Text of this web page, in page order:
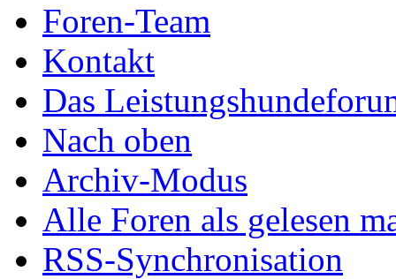
Foren-Team
Kontakt
Das
Nach oben
Archiv-Modus
Alle Foren als gelesen
RSS-Synchronisation